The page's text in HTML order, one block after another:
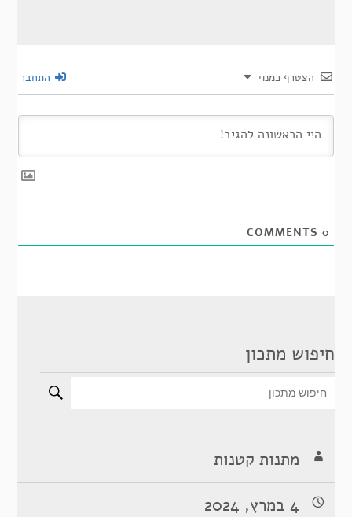
הצטרף כמנוי התחבר
0
חיפוש מתכון
מתנות קטנות
4 במרץ, 2024